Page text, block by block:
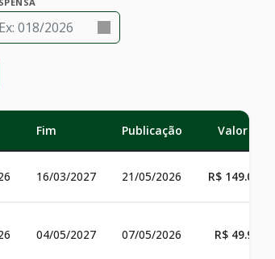
Fim Publicação Valor
16/03/2027 21/05/2026 R$
04/05/2027 07/05/2026 R$